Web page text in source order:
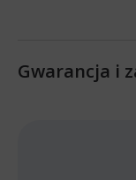
Gwarancja i